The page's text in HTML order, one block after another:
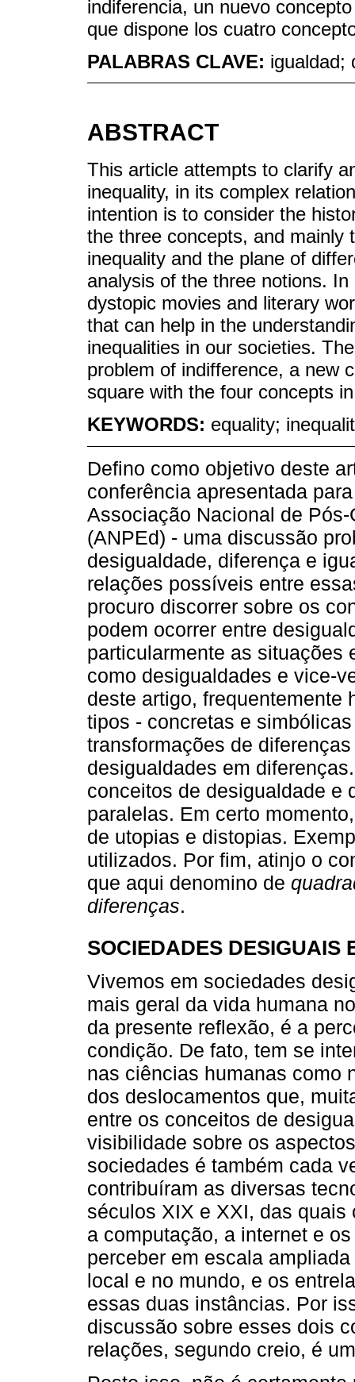
indiferencia, un nuevo
que dispone los cuatro
PALABRAS CLAVE: igualdad;
ABSTRACT
This article attempts to clarify
inequality, in its complex
intention is to consider the
the three concepts, and mainly
inequality and the plane of
analysis of the three notions.
dystopic movies and literary
that can help in the
inequalities in our societies.
problem of indifference, a new
square with the four concepts
KEYWORDS: equality;
Defino como objetivo deste
conferência apresentada
Associação Nacional de
(ANPEd) - uma discussão
desigualdade, diferença e
relações possíveis entre
procuro discorrer sobre os
podem ocorrer entre
particularmente as situações
como desigualdades e vice-
deste artigo, frequentemente
tipos - concretas e
transformações de
desigualdades em
conceitos de desigualdade e
paralelas. Em certo
de utopias e distopias.
utilizados. Por fim, atinjo o
que aqui denomino de
diferenças.
SOCIEDADES DESIGUAIS
Vivemos em sociedades
mais geral da vida humana
da presente reflexão, é a
condição. De fato, tem se
nas ciências humanas como
dos deslocamentos que,
entre os conceitos de
visibilidade sobre os
sociedades é também cada
contribuíram as diversas
séculos XIX e XXI, das
a computação, a internet e
perceber em escala
local e no mundo, e os
essas duas instâncias. Por
discussão sobre esses dois
relações, segundo creio, é